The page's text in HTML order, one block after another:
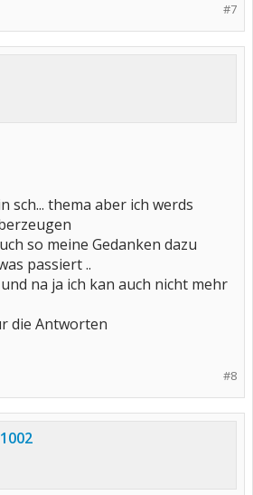
#7
sch... thema aber ich werds
so meine Gedanken dazu
passiert ..
na ja ich kan auch nicht mehr
die Antworten
#8